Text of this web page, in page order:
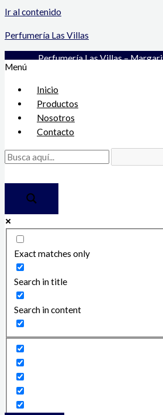
Ir al contenido
Perfumería Las Villas
Perfumería Las Villas –
Menú
Inicio
Productos
Nosotros
Contacto
Exact matches only
Search in title
Search in content